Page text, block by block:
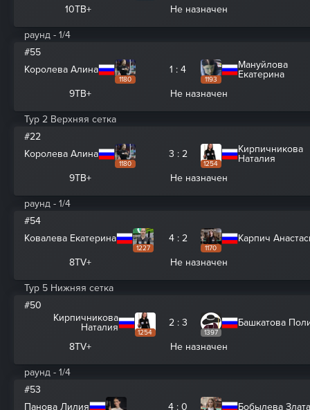
10ТВ+
Не назначен
раунд - 1/4
#55
Королева Алина
1180
1 : 4
1193
Мануйлова
Екатерина
9ТВ+
Не назначен
Тур 2 Верхняя сетка
#22
Королева Алина
1180
3 : 2
1254
Кирпичникова
Наталия
9ТВ+
Не назначен
раунд - 1/4
#54
Ковалева Екатерина
1227
4 : 2
1170
Карпич
8TV+ Не назначен
Тур 5 Нижняя сетка
#50
Кирпичникова
Наталия
1254
2 : 3
1397
Башкатова
8TV+ Не назначен
раунд - 1/4
#53
Панова Лилия
4 : 0 Бобылева Злата